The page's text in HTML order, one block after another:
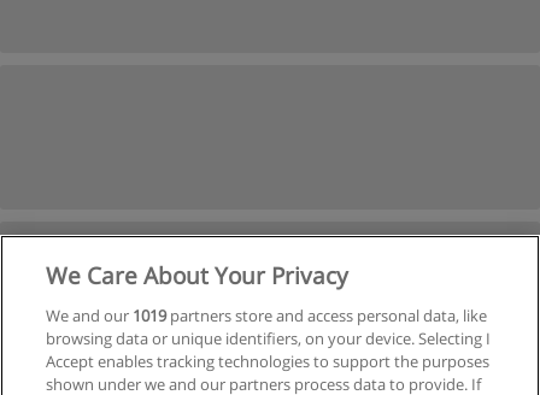
Ver cursos históricos
We Care About Your Privacy
We and our 1019partners store and access personal data, like
browsing data or unique identifiers, on your device. Selecting I
Accept enables tracking technologies to support the purposes
shown under we and our partners process data to provide. If